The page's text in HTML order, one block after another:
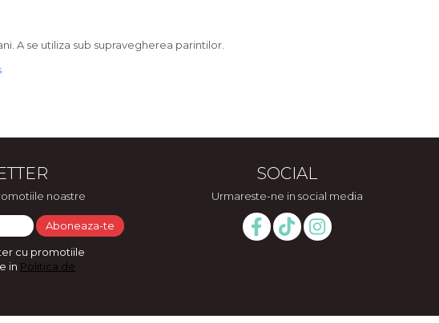
A se utiliza sub supravegherea parintilor.
noastre
cu promotiile
in Politica de
SOCIAL
Urmareste-ne in social media